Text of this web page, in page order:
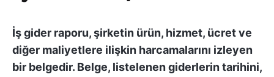
İş gider raporu, şirketin ürün, hizmet, ücret ve
diğer maliyetlere ilişkin harcamalarını izleyen
bir belgedir. Belge, listelenen giderlerin tarihini,